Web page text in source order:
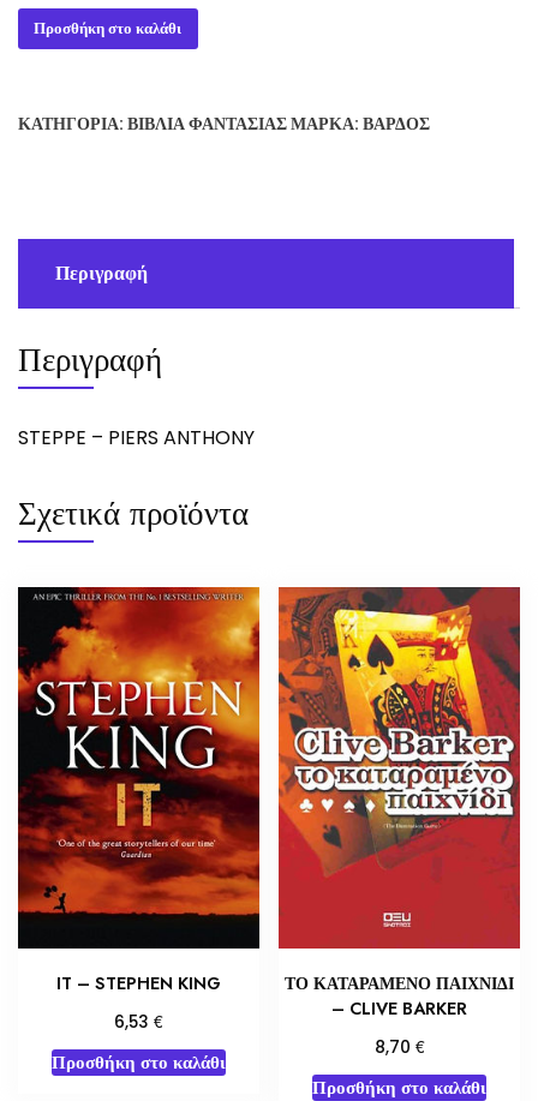
3,63 €.είναι:
2,50 €.
STEPPE
-
ποσότητα
Προσθήκη στο καλάθι
ΚΑΤΗΓΟΡΊΑ: ΒΙΒΛΊΑ ΦΑΝΤΑΣΊΑΣΜΆΡΚΑ: ΒΆΡΔΟΣ
Περιγραφή
Περιγραφή
STEPPE – PIERS ANTHONY
Σχετικά προϊόντα
IT – STEPHEN KING
6,53 €
Προσθήκη στο καλάθι
ΤΟ ΚΑΤΑΡΑΜΕΝΟ ΠΑΙΧΝΙΔΙ
– CLIVE BARKER
8,70 €
Προσθήκη στο καλάθι